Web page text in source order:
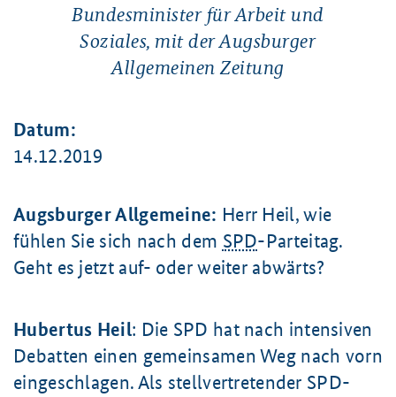
Bundesminister für Arbeit und
Soziales, mit der Augsburger
Allgemeinen Zeitung
Datum:
14.12.2019
Augsburger Allgemeine: Herr Heil, wie
fühlen Sie sich nach dem SPD-Parteitag.
Geht es jetzt auf- oder weiter abwärts?
Hubertus Heil: Die SPD hat nach intensiven
Debatten einen gemeinsamen Weg nach vorn
eingeschlagen. Als stellvertretender SPD-